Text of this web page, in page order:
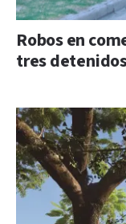
Robos en
tres